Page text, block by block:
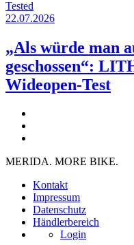
Tested
22.07.2026
„Als würde man
geschossen“:
Wideopen-Test
MERIDA. MORE BIKE.
Kontakt
Impressum
Datenschutz
Händlerbereich
Login